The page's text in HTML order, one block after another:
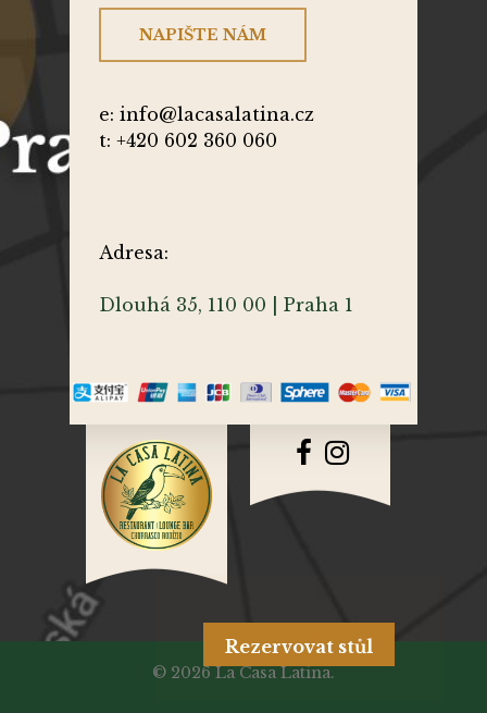
NAPIŠTE NÁM
e: info@lacasalatina.cz
t: +420 602 360 060
Adresa:
Dlouhá 35, 110 00 | Praha 1
© 2026 La Casa Latina.
Rezervovat stůl